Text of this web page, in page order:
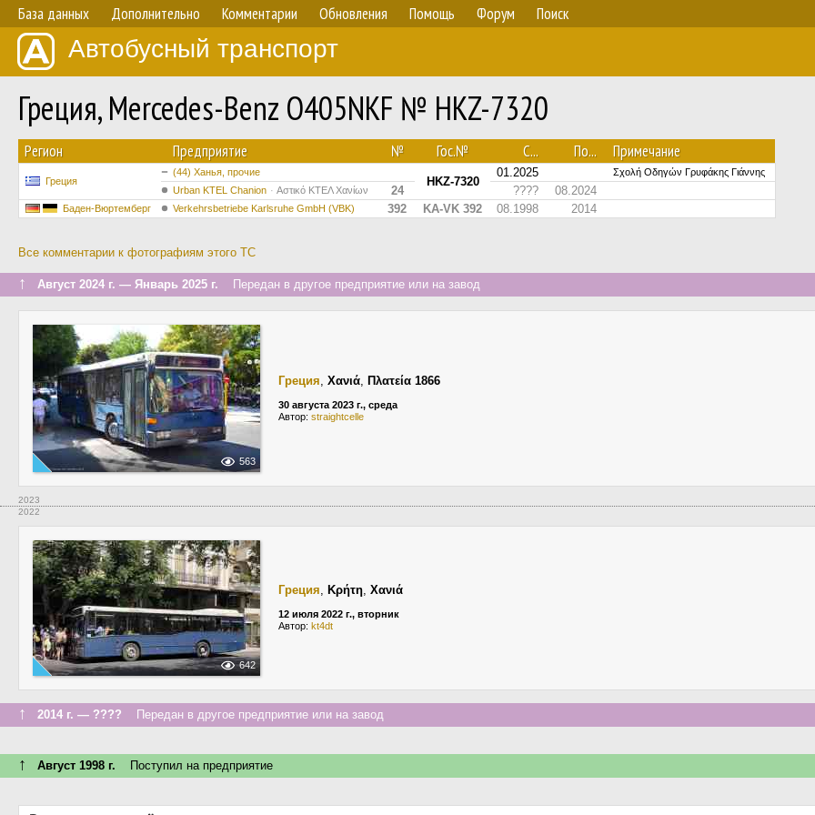
База данных Дополнительно Комментарии Обновления Помощь Форум Поиск
Автобусный транспорт
Греция, Mercedes-Benz O405NKF № HKZ-7320
Регион Предприятие № Гос.№ С... По... Примечание
Греция
(44) Ханья, прочие
HKZ-7320
01.2025
Σχολή Οδηγών Γρυφάκης Γιάννης
Urban KTEL Chanion
Αστικό ΚΤΕΛ Χανίων 24 ???? 08.2024
Баден-Вюртемберг Verkehrsbetriebe Karlsruhe GmbH (VBK) 392 KA-VK 392 08.1998 2014
Все комментарии к фотографиям этого ТС
↑ Август 2024 г. — Январь 2025 г. Передан в другое предприятие или на завод
563
Греция, Χανιά, Πλατεία 1866
30 августа 2023 г., среда
Автор: straightcelle
2023
2022
642
Греция, Κρήτη, Χανιά
12 июля 2022 г., вторник
Автор: kt4dt
↑ 2014 г. — ???? Передан в другое предприятие или на завод
↑ Август 1998 г. Поступил на предприятие